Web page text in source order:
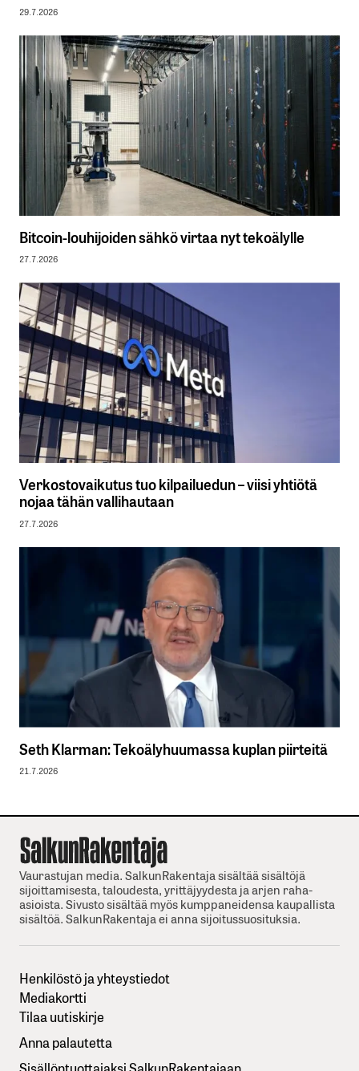
29.7.2026
Bitcoin-louhijoiden sähkö virtaa nyt tekoälylle
27.7.2026
Verkostovaikutus tuo kilpailuedun – viisi yhtiötä
nojaa tähän vallihautaan
27.7.2026
Seth Klarman: Tekoälyhuumassa kuplan piirteitä
21.7.2026
Vaurastujan media. SalkunRakentaja sisältää sisältöjä
sijoittamisesta, taloudesta, yrittäjyydesta ja arjen raha-
asioista. Sivusto sisältää myös kumppaneidensa kaupallista
sisältöä. SalkunRakentaja ei anna sijoitussuosituksia.
Henkilöstö ja yhteystiedot
Mediakortti
Tilaa uutiskirje
Anna palautetta